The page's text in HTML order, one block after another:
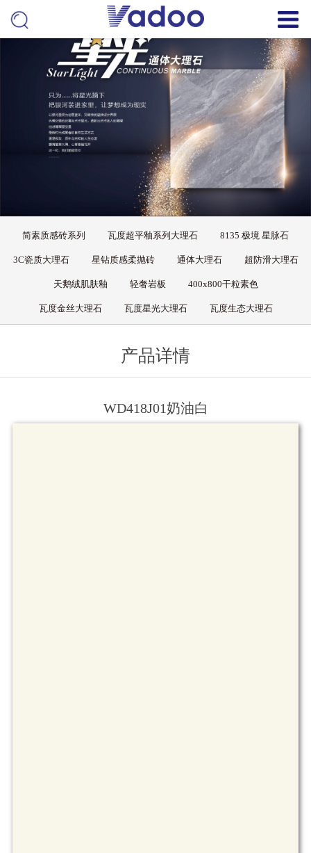
简素质感砖系列 瓦度超平釉系列大理石 8135 极境 星脉石
3C瓷质大理石 星钻质感柔抛砖 通体大理石 超防滑大理石
天鹅绒肌肤釉 轻奢岩板 400x800干粒素色
瓦度金丝大理石 瓦度星光大理石 瓦度生态大理石
产品详情
WD418J01奶油白